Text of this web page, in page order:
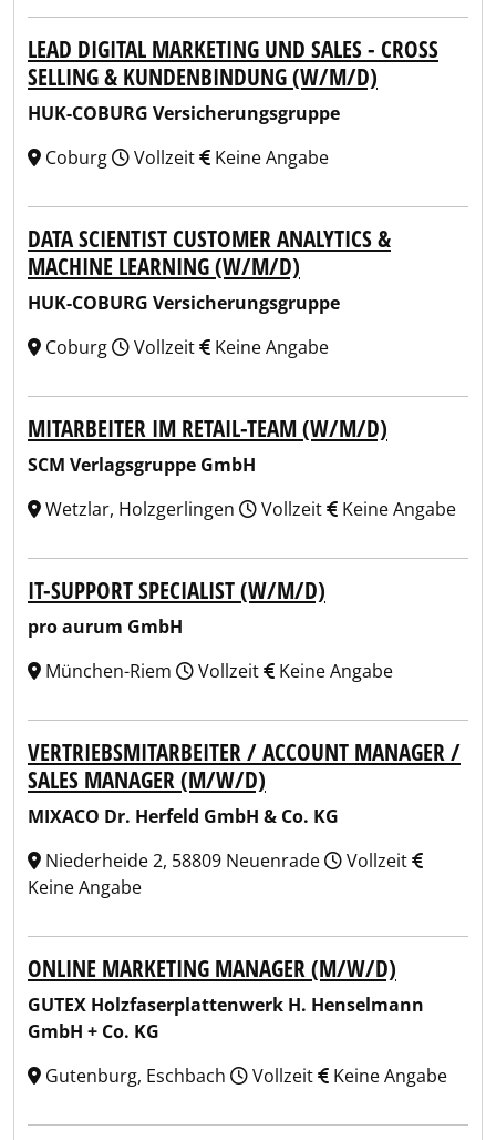
LEAD DIGITAL MARKETING UND SALES - CROSS
SELLING & KUNDENBINDUNG (W/M/D)
HUK-COBURG Versicherungsgruppe
Coburg
Vollzeit Keine Angabe
DATA SCIENTIST CUSTOMER ANALYTICS &
MACHINE LEARNING (W/M/D)
HUK-COBURG Versicherungsgruppe
Coburg
Vollzeit Keine Angabe
MITARBEITER IM RETAIL-TEAM (W/M/D)
SCM Verlagsgruppe GmbH
Wetzlar, Holzgerlingen
Vollzeit Keine Angabe
IT-SUPPORT SPECIALIST (W/M/D)
pro aurum GmbH
München-Riem
Vollzeit Keine Angabe
VERTRIEBSMITARBEITER / ACCOUNT MANAGER /
SALES MANAGER (M/W/D)
MIXACO Dr. Herfeld GmbH & Co. KG
Niederheide 2, 58809 Neuenrade
Vollzeit
Keine Angabe
ONLINE MARKETING MANAGER (M/W/D)
GUTEX Holzfaserplattenwerk H. Henselmann
GmbH + Co. KG
Gutenburg, Eschbach
Vollzeit Keine Angabe